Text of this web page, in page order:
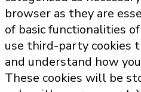
browser as they are
of basic functionalities
use third-party cookies
and understand how
These cookies will be